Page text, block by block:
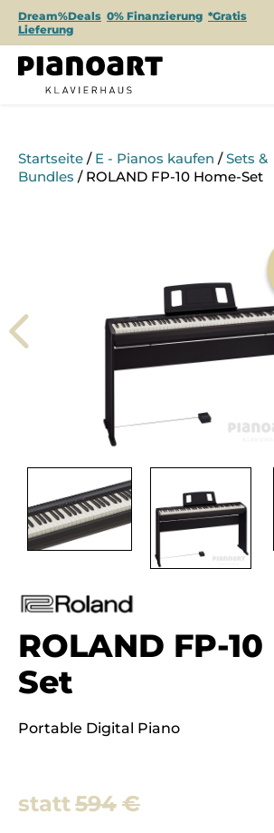
Dream%Deals 0% Finanzierung *Gratis
Lieferung
Startseite / E - Pianos kaufen /Sets &
Bundles / ROLAND FP-10 Home-Set
ROLAND FP-
Set
Portable Digital Piano
594 €
Aktueller